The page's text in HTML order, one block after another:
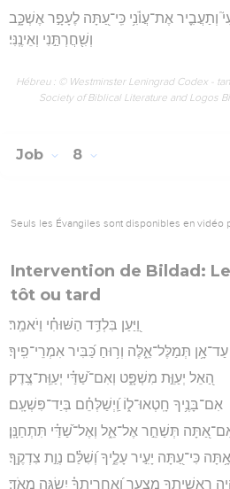
וְתַעֲבִ֪יר אֶת־עֲוֺ֫נִ֥י כִּֽי־עַ֭תָּה לֶעָפָ֣ר אֶשְׁכָּ֑ב
וְשִׁ֖חֲרְתַּ֣נִי וְאֵינֶֽנִּי׃
Hébreu : © Westminster Leningrad Codex -
Society of Biblical Literature and Logos
Job 8
Seuls les Évangiles sont disponibles en vidéo
Intervention de Bildad:
tôt ou tard
וַ֭יַּעַן בִּלְדַּ֥ד הַשּׁוּחִ֗י וַיֹאמַֽר׃
עַד־אָ֥ן תְּמַלֶּל־אֵ֑לֶּה וְר֥וּחַ כַּ֝בִּיר אִמְרֵי־פִֽיךָ׃
הַ֭אֵל יְעַוֵּ֣ת מִשְׁפָּ֑ט וְאִם־שַׁ֝דַּ֗י יְעַוֵּֽת־צֶֽדֶק׃
אִם־בָּנֶ֥יךָ חָֽטְאוּ־ל֑וֹ וַֽ֝יְשַׁלְּחֵ֗ם בְּיַד־פִּשְׁעָֽם׃
תְּשַׁחֵ֣ר אֶל־אֵ֑ל וְאֶל־שַׁ֝דַּ֗י תִּתְחַנָּֽן׃
כִּי־עַ֭תָּה יָעִ֣יר עָלֶ֑יךָ וְ֝שִׁלַּ֗ם נְוַ֣ת צִדְקֶֽךָ׃
רֵאשִׁיתְךָ֣ מִצְעָ֑ר וְ֝אַחֲרִיתְךָ֗ יִשְׂגֶּ֥ה מְאֹֽד׃